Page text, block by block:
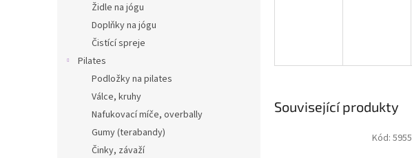
Židle na jógu
Doplňky na jógu
Čistící spreje
Pilates
Podložky na pilates
Válce, kruhy
Nafukovací míče, overbally
Gumy (terabandy)
Činky, závaží
Související produkty
Kód: 5955